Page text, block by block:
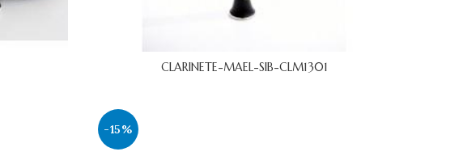
CLARINETE-MAEL-SIB-CLM1301
-15%